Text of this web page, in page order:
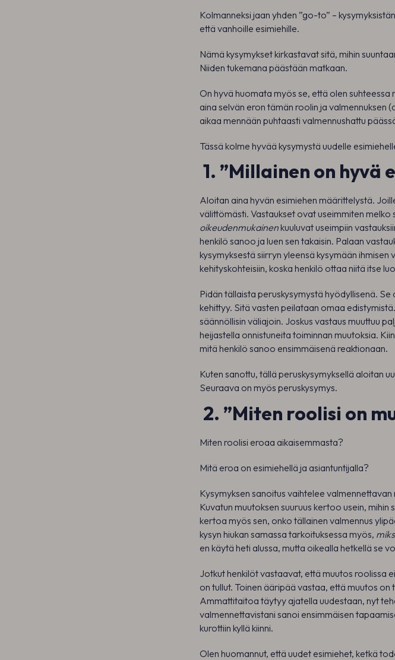
Kolmanneksi jaan yhden ”go-to” –
että vanhoille esimiehille.
Nämä kysymykset kirkastavat sitä, mihin
Niiden tukemana päästään matkaan.
On hyvä huomata myös se, että olen
aina selvän eron tämän roolin ja valmennuksen
aikaa mennään puhtaasti valmennushattu
Tässä kolme hyvää kysymystä uudelle
1. ”Millainen on hyvä
Aloitan aina hyvän esimiehen määrittelystä.
välittömästi. Vastaukset ovat useimmiten melko
oikeudenmukainenkuuluvat useimpiin
henkilö sanoo ja luen sen takaisin. Palaan
kysymyksestä siirryn yleensä kysymään
kehityskohteisiin, koska henkilö ottaa niitä itse
Pidän tällaista peruskysymystä hyödyllisenä. Se
kehittyy. Sitä vasten peilataan omaa
säännöllisin väliajoin. Joskus vastaus muuttuu
heijastella onnistuneita toiminnan muutoksia.
mitä henkilö sanoo ensimmäisenä reaktionaan.
Kuten sanottu, tällä peruskysymyksellä aloitan
Seuraava on myös peruskysymys.
2. ”Miten roolisi on
Miten roolisi eroaa aikaisemmasta?
Mitä eroa on esimiehellä ja asiantuntijalla?
Kysymyksen sanoitus vaihtelee
Kuvatun muutoksen suuruus kertoo usein,
kertoa myös sen, onko tällainen valmennus
kysyn hiukan samassa tarkoituksessa myös,
en käytä heti alussa, mutta oikealla hetkellä se
Jotkut henkilöt vastaavat, että muutos roolissa
on tullut. Toinen ääripää vastaa, että muutos
Ammattitaitoa täytyy ajatella uudestaan, nyt
valmennettavistani sanoi ensimmäisen
kurottiin kyllä kiinni.
Olen huomannut, että uudet esimiehet, ketkä